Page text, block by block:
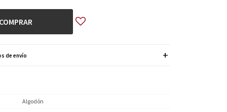
COMPRAR
de envío
Algodón